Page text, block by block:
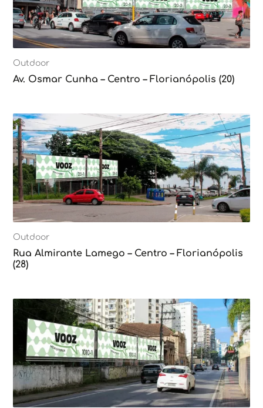
Outdoor
Av. Osmar Cunha – Centro – Florianópolis (20)
Outdoor
Rua Almirante Lamego – Centro – Florianópolis
(28)